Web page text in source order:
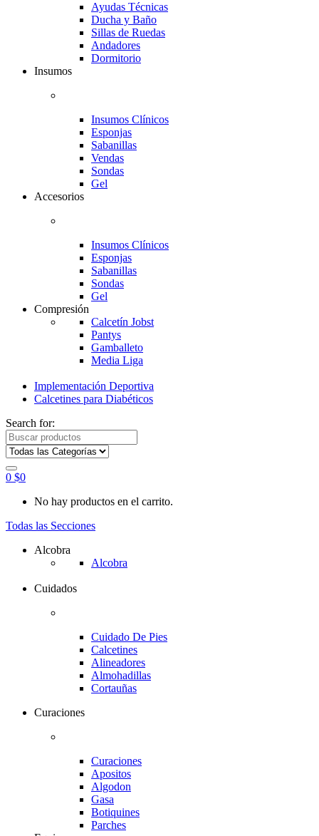
Ayudas Técnicas
Ducha y Baño
Sillas de Ruedas
Andadores
Dormitorio
Insumos
Insumos Clínicos
Esponjas
Sabanillas
Vendas
Sondas
Gel
Accesorios
Insumos Clínicos
Esponjas
Sabanillas
Sondas
Gel
Compresión
Calcetín Jobst
Pantys
Gamballeto
Media Liga
Implementación Deportiva
Calcetines para Diabéticos
Search for:
0 $0
No hay productos en el carrito.
Todas las Secciones
Alcobra
Alcobra
Cuidados
Cuidado De Pies
Calcetines
Alineadores
Almohadillas
Cortauñas
Curaciones
Curaciones
Apositos
Algodon
Gasa
Botiquines
Parches